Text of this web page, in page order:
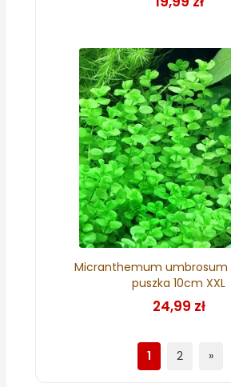
Micranthemum
puszka 10cm XXL
24,99 zł
1 2 »